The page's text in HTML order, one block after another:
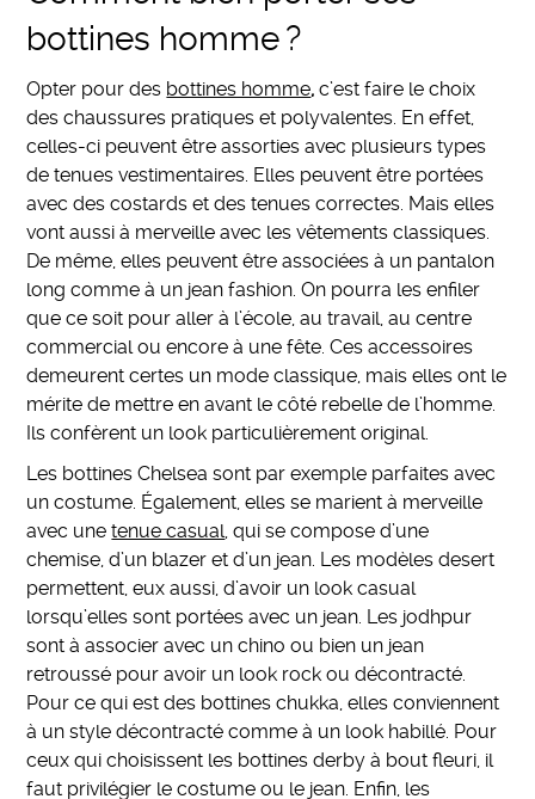
bottines homme ?
Opter pour des bottines homme,c’est faire le choix
des chaussures pratiques et polyvalentes. En effet,
celles-ci peuvent être assorties avec plusieurs types
de tenues vestimentaires. Elles peuvent être portées
avec des costards et des tenues correctes. Mais elles
vont aussi à merveille avec les vêtements classiques.
De même, elles peuvent être associées à un pantalon
long comme à un jean fashion. On pourra les enfiler
que ce soit pour aller à l’école, au travail, au centre
commercial ou encore à une fête. Ces accessoires
demeurent certes un mode classique, mais elles ont le
mérite de mettre en avant le côté rebelle de l’homme.
Ils confèrent un look particulièrement original.
Les bottines Chelsea sont par exemple parfaites avec
un costume. Également, elles se marient à merveille
avec unetenue casual , qui se compose d’une
chemise, d’un blazer et d’un jean. Les modèles desert
permettent, eux aussi, d’avoir un look casual
lorsqu’elles sont portées avec un jean. Les jodhpur
sont à associer avec un chino ou bien un jean
retroussé pour avoir un look rock ou décontracté.
Pour ce qui est des bottines chukka, elles conviennent
à un style décontracté comme à un look habillé. Pour
ceux qui choisissent les bottines derby à bout fleuri, il
faut privilégier le costume ou le jean. Enfin, les